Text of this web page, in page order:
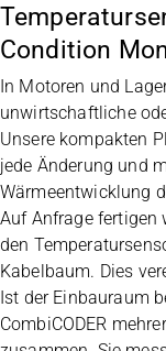
Condition
In Motoren und
unwirtschaftliche
Unsere kompakten
jede Änderung und
Wärmeentwicklung
Auf Anfrage fertigen
den
Kabelbaum. Dies
Ist der Einbauraum
CombiCODER